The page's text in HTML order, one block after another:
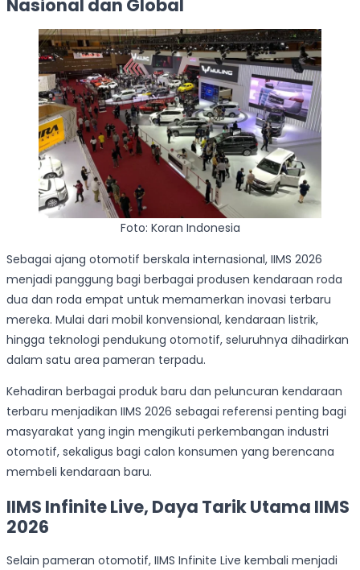
Nasional dan Global
Foto: Koran Indonesia
Sebagai ajang otomotif berskala internasional, IIMS 2026
menjadi panggung bagi berbagai produsen kendaraan roda
dua dan roda empat untuk memamerkan inovasi terbaru
mereka. Mulai dari mobil konvensional, kendaraan listrik,
hingga teknologi pendukung otomotif, seluruhnya dihadirkan
dalam satu area pameran terpadu.
Kehadiran berbagai produk baru dan peluncuran kendaraan
terbaru menjadikan IIMS 2026 sebagai referensi penting bagi
masyarakat yang ingin mengikuti perkembangan industri
otomotif, sekaligus bagi calon konsumen yang berencana
membeli kendaraan baru.
IIMS Infinite Live, Daya Tarik Utama IIMS
2026
Selain pameran otomotif, IIMS Infinite Live kembali menjadi